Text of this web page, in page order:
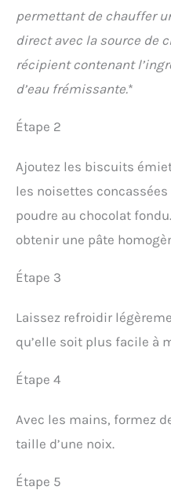
permettant de chauffer
direct avec la source de
récipient contenant
d’eau frémissante.*
Étape 2
Ajoutez les biscuits
les noisettes
poudre au chocolat
obtenir une pâte
Étape 3
Laissez refroidir
qu’elle soit plus facile à
Étape 4
Avec les mains, formez
taille d’une noix.
Étape 5